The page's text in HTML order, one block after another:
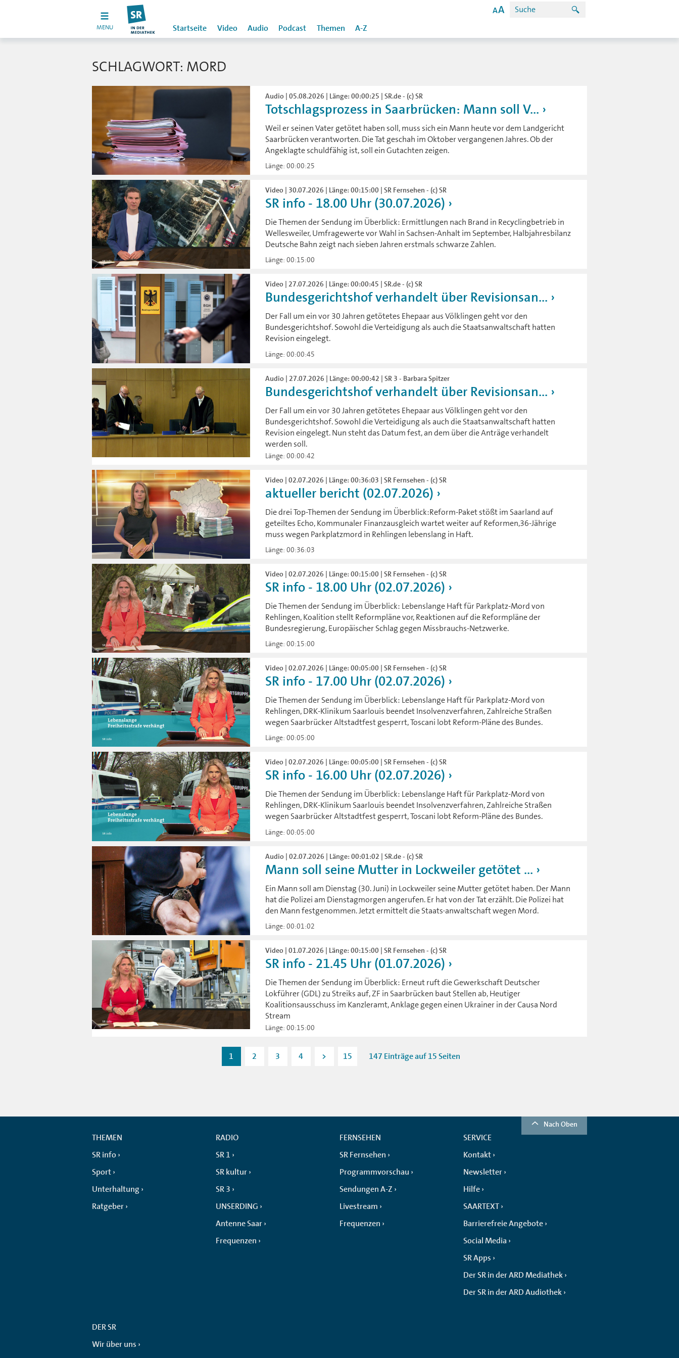
MENU Startseite Video Audio Podcast Themen A-Z
SCHLAGWORT: MORD
Audio | 05.08.2026 | Länge: 00:00:25 | SR.de - (c) SR
Totschlagsprozess in Saarbrücken: Mann soll V...
Weil er seinen Vater getötet haben soll, muss sich ein Mann heute vor dem Landgericht
Saarbrücken verantworten. Die Tat geschah im Oktober vergangenen Jahres. Ob der
Angeklagte schuldfähig ist, soll ein Gutachten zeigen.
Länge: 00:00:25
Video | 30.07.2026 | Länge: 00:15:00 | SR Fernsehen - (c) SR
SR info - 18.00 Uhr (30.07.2026)
Die Themen der Sendung im Überblick: Ermittlungen nach Brand in Recyclingbetrieb in
Wellesweiler, Umfragewerte vor Wahl in Sachsen-Anhalt im September, Halbjahresbilanz
Deutsche Bahn zeigt nach sieben Jahren erstmals schwarze Zahlen.
Länge: 00:15:00
Video | 27.07.2026 | Länge: 00:00:45 | SR.de - (c) SR
Bundesgerichtshof verhandelt über Revisionsan...
Der Fall um ein vor 30 Jahren getötetes Ehepaar aus Völklingen geht vor den
Bundesgerichtshof. Sowohl die Verteidigung als auch die Staatsanwaltschaft hatten
Revision eingelegt.
Länge: 00:00:45
Audio | 27.07.2026 | Länge: 00:00:42 | SR 3 - Barbara Spitzer
Bundesgerichtshof verhandelt über Revisionsan...
Der Fall um ein vor 30 Jahren getötetes Ehepaar aus Völklingen geht vor den
Bundesgerichtshof. Sowohl die Verteidigung als auch die Staatsanwaltschaft hatten
Revision eingelegt. Nun steht das Datum fest, an dem über die Anträge verhandelt
werden soll.
Länge: 00:00:42
Video | 02.07.2026 | Länge: 00:36:03 | SR Fernsehen - (c) SR
aktueller bericht (02.07.2026)
Die drei Top-Themen der Sendung im Überblick:Reform-Paket stößt im Saarland auf
geteiltes Echo, Kommunaler Finanzausgleich wartet weiter auf Reformen,36-Jährige
muss wegen Parkplatzmord in Rehlingen lebenslang in Haft.
Länge: 00:36:03
Video | 02.07.2026 | Länge: 00:15:00 | SR Fernsehen - (c) SR
SR info - 18.00 Uhr (02.07.2026)
Die Themen der Sendung im Überblick: Lebenslange Haft für Parkplatz-Mord von
Rehlingen, Koalition stellt Reformpläne vor, Reaktionen auf die Reformpläne der
Bundesregierung, Europäischer Schlag gegen Missbrauchs-Netzwerke.
Länge: 00:15:00
Video | 02.07.2026 | Länge: 00:05:00 | SR Fernsehen - (c) SR
SR info - 17.00 Uhr (02.07.2026)
Die Themen der Sendung im Überblick: Lebenslange Haft für Parkplatz-Mord von
Rehlingen, DRK-Klinikum Saarlouis beendet Insolvenzverfahren, Zahlreiche Straßen
wegen Saarbrücker Altstadtfest gesperrt, Toscani lobt Reform-Pläne des Bundes.
Länge: 00:05:00
Video | 02.07.2026 | Länge: 00:05:00 | SR Fernsehen - (c) SR
SR info - 16.00 Uhr (02.07.2026)
Die Themen der Sendung im Überblick: Lebenslange Haft für Parkplatz-Mord von
Rehlingen, DRK-Klinikum Saarlouis beendet Insolvenzverfahren, Zahlreiche Straßen
wegen Saarbrücker Altstadtfest gesperrt, Toscani lobt Reform-Pläne des Bundes.
Länge: 00:05:00
Audio | 02.07.2026 | Länge: 00:01:02 | SR.de - (c) SR
Mann soll seine Mutter in Lockweiler getötet ...
Ein Mann soll am Dienstag (30. Juni) in Lockweiler seine Mutter getötet haben. Der Mann
hat die Polizei am Dienstagmorgen angerufen. Er hat von der Tat erzählt. Die Polizei hat
den Mann festgenommen. Jetzt ermittelt die Staats·anwaltschaft wegen Mord.
Länge: 00:01:02
Video | 01.07.2026 | Länge: 00:15:00 | SR Fernsehen - (c) SR
SR info - 21.45 Uhr (01.07.2026)
Die Themen der Sendung im Überblick: Erneut ruft die Gewerkschaft Deutscher
Lokführer (GDL) zu Streiks auf, ZF in Saarbrücken baut Stellen ab, Heutiger
Koalitionsausschuss im Kanzleramt, Anklage gegen einen Ukrainer in der Causa Nord
Stream
Länge: 00:15:00
1 2 3 4 > 15 147 Einträge auf 15 Seiten
Nach Oben
THEMEN
SR info
Sport
Unterhaltung
Ratgeber
RADIO
SR 1
SR kultur
SR 3
UNSERDING
Antenne Saar
Frequenzen
FERNSEHEN
SR Fernsehen
Programmvorschau
Sendungen A-Z
Livestream
Frequenzen
SERVICE
Kontakt
Newsletter
Hilfe
SAARTEXT
Barrierefreie Angebote
Social Media
SR Apps
Der SR in der ARD Mediathek
Der SR in der ARD Audiothek
DER SR
Wir über uns